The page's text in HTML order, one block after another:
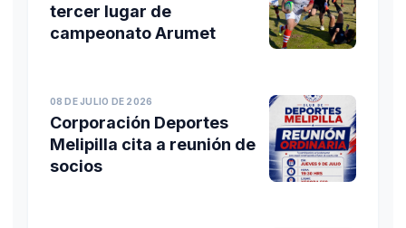
tercer lugar de
campeonato Arumet
08 DE JULIO DE 2026
Corporación Deportes
Melipilla cita a reunión de
socios